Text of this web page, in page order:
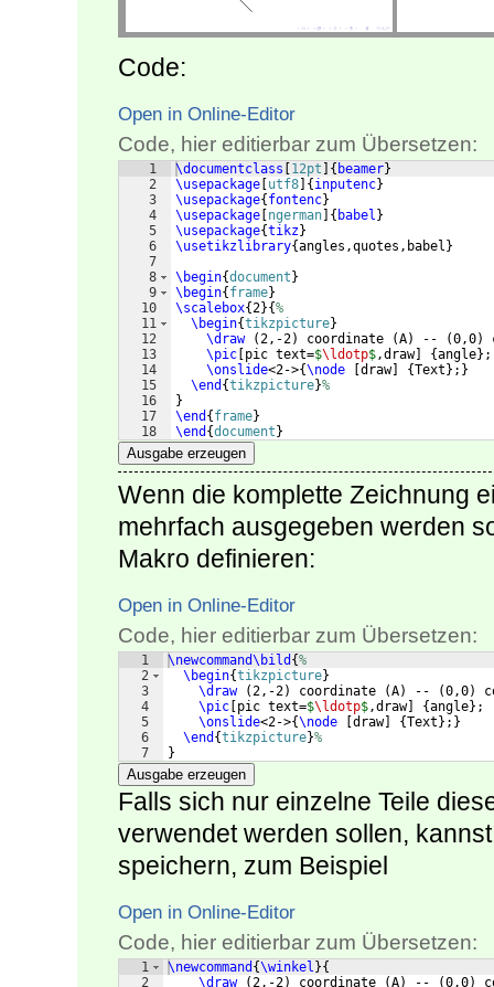
Code:
Open in Online-Editor
Code, hier editierbar zum Übersetzen:
1
2
3
4
5
6
7
8
9
10
11
12
13
14
15
16
17
18
\documentclass 12pt { beamer}
\usepackage utf8 { inputenc}
\usepackage{ fontenc}
\usepackage ngerman { babel }
\usepackage{tikz}
\usetikzlibrary{angles,quotes,babel }
\begin{document }
\begin{ frame}
\scalebox{2}{%
\begin{tikzpicture}
\draw
(2,-2) coordinate (A) -- (0,0)
\pic pic text=$\ldotp$,draw] {angle} ;
\onslide<2->{\node draw] {Text } ; }
\end {tikzpicture}%
}
\end { frame}
\end {document }
Ausgabe erzeugen
Wenn die komplette Zeichnung
mehrfach ausgegeben werden
Makro definieren:
Open in Online-Editor
Code, hier editierbar zum Übersetzen:
1
2
3
4
5
6
7
\newcommand\bild {%
\begin{tikzpicture}
\draw
(2,-2) coordinate (A) -- (0,0)
\pic pic text=$\ldotp$,draw] {angle} ;
\onslide<2->{\node draw] {Text } ; }
\end {tikzpicture}%
}
Ausgabe erzeugen
Falls sich nur einzelne Teile
verwendet werden sollen,
speichern, zum Beispiel
Open in Online-Editor
Code, hier editierbar zum Übersetzen:
1
2
\newcommand {\winkel }{
\draw
(2,-2) coordinate (A) -- (0,0)